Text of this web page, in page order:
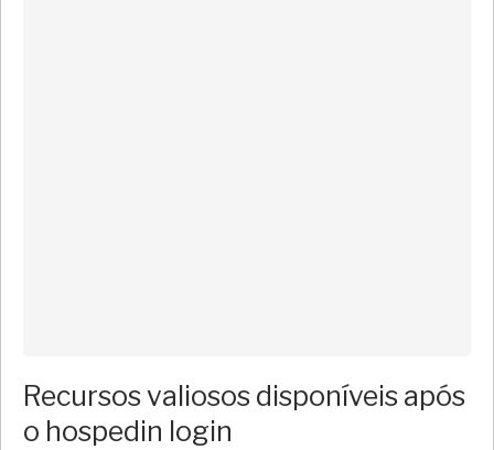
Recursos valiosos disponíveis após
o hospedin login